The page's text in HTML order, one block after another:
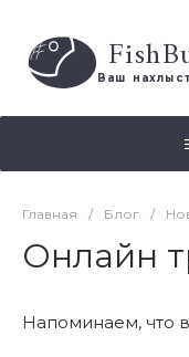
Ваш
Главная / Блог /
Онлайн
Напоминаем, что